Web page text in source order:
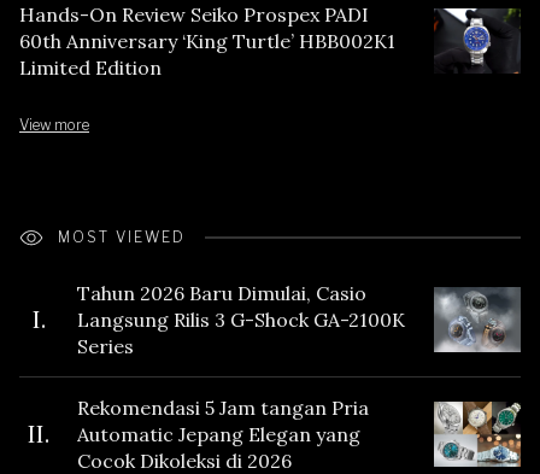
Hands-On Review Seiko Prospex PADI
60th Anniversary ‘King Turtle’ HBB002K1
Limited Edition
View more
MOST VIEWED
I.
Tahun 2026 Baru Dimulai, Casio
Langsung Rilis 3 G-Shock GA-2100K
Series
II.
Rekomendasi 5 Jam tangan Pria
Automatic Jepang Elegan yang
Cocok Dikoleksi di 2026